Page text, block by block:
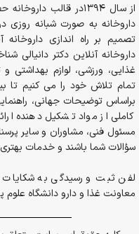
تصمیم بر راه اندازی داروخانه
داروخانه آنلاین دکتر دانیالی
غذایی، ورزشی، لوازم بهداشتی
تمام تلاش خود را می کنیم تا
براساس توضیحات جهانی،
کاملی از مواد تشکیل دهنده
مسئول فنی، مشاوران و سایر
سؤالات شما باشند و خدمات بهتری
لفن ثبت و رسیدگی به شکایات
معاونت غذا و دارو دانشگاه علوم پزشکی شیراز: